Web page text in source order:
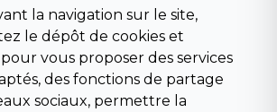
artla navigation sur le site,
le dépôt de cookies et
vous proposer des services
des fonctions de partage
sociaux, permettre la